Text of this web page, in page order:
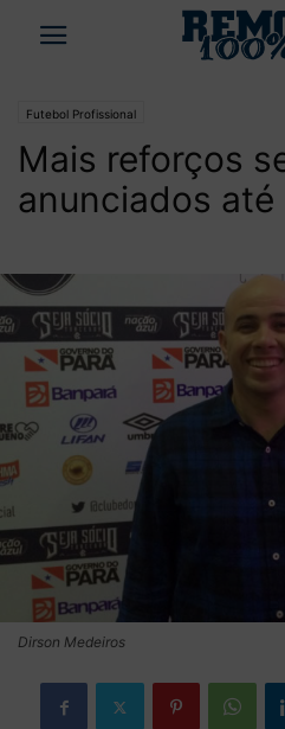
Futebol Profissional
Mais reforços
anunciados
Dirson Medeiros